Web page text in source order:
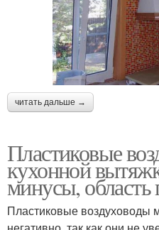
читать дальше →
Пластиковые
кухонной
минусы,
Пластиковые воздуховоды